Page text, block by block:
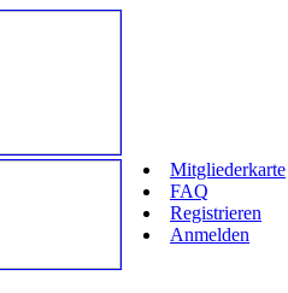
Mitgliederkarte
FAQ
Registrieren
Anmelden